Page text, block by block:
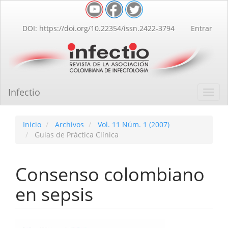
Contenido
principal
lateral
DOI: https://doi.org/10.22354/issn.2422-3794 Entrar
Infectio
Inicio Archivos
Vol. 11 Núm. 1 (2007)
Guias de Práctica Clínica
Consenso colombiano
en sepsis